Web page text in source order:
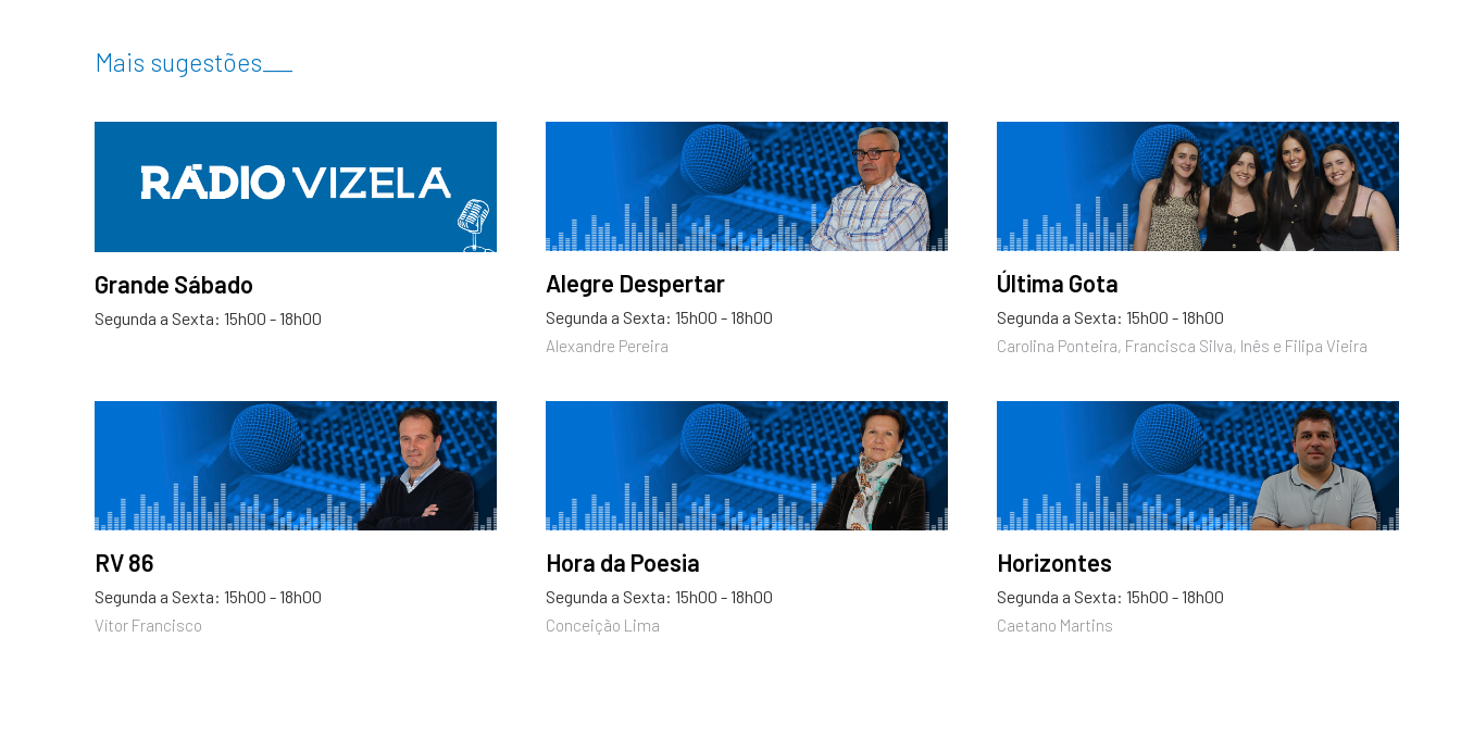
Mais sugestões
Grande Sábado
Segunda a Sexta: 15h00 - 18h00
Alegre Despertar
Segunda a Sexta: 15h00 - 18h00
Alexandre Pereira
Última Gota
Segunda a Sexta: 15h00 - 18h00
Carolina Ponteira, Francisca Silva, Inês e Filipa Vieira
RV 86
Segunda a Sexta: 15h00 - 18h00
Vítor Francisco
Hora da Poesia
Segunda a Sexta: 15h00 - 18h00
Conceição Lima
Horizontes
Segunda a Sexta: 15h00 - 18h00
Caetano Martins